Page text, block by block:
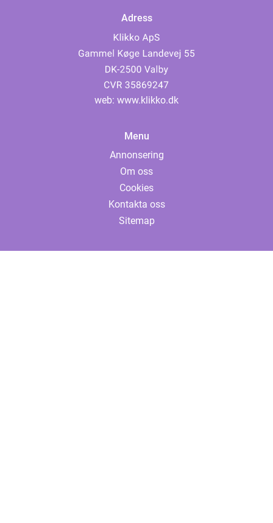
Adress
web: www.klikko.dk
Menu
Annonsering
Om oss
Cookies
Kontakta oss
Sitemap